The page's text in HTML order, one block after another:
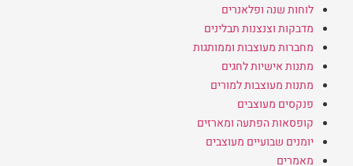
לוחות שנה ופלאנרים
מדבקות וצנצנות תבלינים
מחברות מעוצבות וממותגות
מתנות אישיות לחגים
מתנות מעוצבות למורים
פנקסים מעוצבים
קופסאות הפתעה ומארזים
יומנים שבועיים מעוצבים
מאמרים